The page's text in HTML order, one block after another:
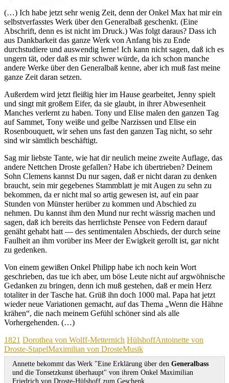
(…) Ich habe jetzt sehr wenig Zeit, denn der Onkel Max hat mir ein
selbstverfasstes Werk über den Generalbaß geschenkt. (Eine
Abschrift, denn es ist nicht im Druck.) Was folgt daraus? Dass ich
aus Dankbarkeit das ganze Werk von Anfang bis zu Ende
durchstudiere und auswendig lerne! Ich kann nicht sagen, daß ich es
ungern tät, oder daß es mir schwer würde, da ich schon manche
andere Werke über den Generalbaß kenne, aber ich muß fast meine
ganze Zeit daran setzen.
Außerdem wird jetzt fleißig hier im Hause gearbeitet, Jenny spielt
und singt mit großem Eifer, da sie glaubt, in ihrer Abwesenheit
Manches verlernt zu haben. Tony und Elise malen den ganzen Tag
auf Sammet, Tony weiße und gelbe Narzissen und Elise ein
Rosenbouquett, wir sehen uns fast den ganzen Tag nicht, so sehr
sind wir sämtlich beschäftigt.
Sag mir liebste Tante, wie hat dir neulich meine zweite Auflage, das
andere Nettchen Droste gefallen? Habe ich übertrieben? Deinem
Sohn Clemens kannst Du nur sagen, daß er nicht daran zu denken
braucht, sein mir gegebenes Stammblatt je mit Augen zu sehn zu
bekommen, da er nicht mal so artig gewesen ist, auf ein paar
Stunden von Münster herüber zu kommen und Abschied zu
nehmen. Du kannst ihm den Mund nur recht wässrig machen und
sagen, daß ich bereits das herrlichste Pensee von Federn darauf
genäht gehabt hatt — des sentimentalen Abschieds, der durch seine
Faulheit an ihm vorüber ins Meer der Ewigkeit gerollt ist, gar nicht
zu gedenken.
Von einem gewißen Onkel Philipp habe ich noch kein Wort
geschrieben, das tue ich aber, um böse Leute nicht auf argwöhnische
Gedanken zu bringen, denn ich muß gestehen, daß er mein Herz
totaliter in der Tasche hat. Grüß ihn doch 1000 mal. Papa hat jetzt
wieder neue Variationen gemacht, auf das Thema „Wenn die Hähne
krähen“, die nach meinem Gefühl schöner sind als alle
Vorhergehenden. (…)
Kategorien
1821 Dorothea von Wolff-Metternich HülshoffSchagwörter
Antoinette von
Droste-StapelMaximilian von DrosteMusik
Annette bekommt das Werk "Eine Erklärung über den Generalbass
und die Tonsetzkunst überhaupt" von ihrem Onkel Maximilian
Friedrich von Droste-Hülshoff zum Geschenk.